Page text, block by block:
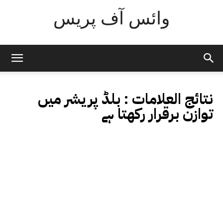
وائس آف پریس
نتائج العلامات : بلڈ پریشر میں
توازن برقرار رکھتا ہے